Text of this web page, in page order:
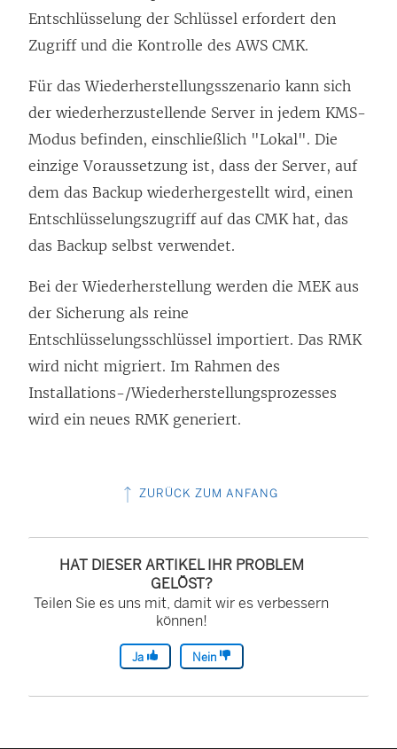
Entschlüsselung der Schlüssel erfordert den
Zugriff und die Kontrolle des AWS CMK.
Für das Wiederherstellungsszenario kann sich
der wiederherzustellende Server in jedem KMS-
Modus befinden, einschließlich "Lokal". Die
einzige Voraussetzung ist, dass der Server, auf
dem das Backup wiederhergestellt wird, einen
Entschlüsselungszugriff auf das CMK hat, das
das Backup selbst verwendet.
Bei der Wiederherstellung werden die MEK aus
der Sicherung als reine
Entschlüsselungsschlüssel importiert. Das RMK
wird nicht migriert. Im Rahmen des
Installations-/Wiederherstellungsprozesses
wird ein neues RMK generiert.
ZURÜCK ZUM ANFANG
HAT DIESER ARTIKEL IHR PROBLEM
GELÖST?
Teilen Sie es uns mit, damit wir es verbessern
können!
Ja Nein